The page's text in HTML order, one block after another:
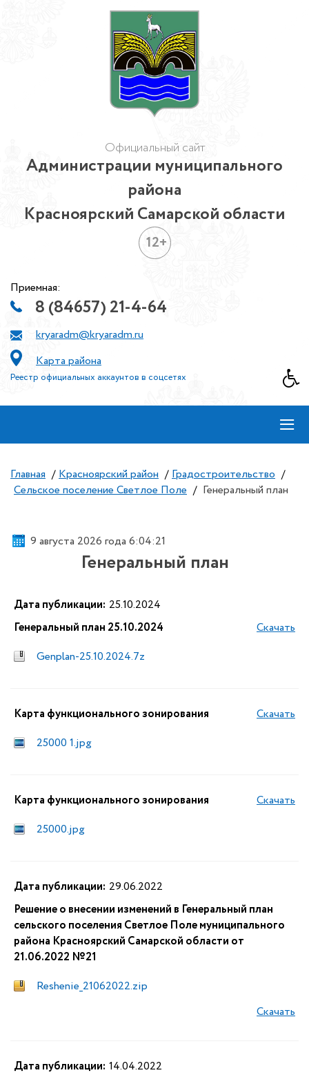
Официальный сайт
Администрации муниципального
района
Красноярский Самарской области
12+
Приемная:
8 (84657) 21-4-64
kryaradm@kryaradm.ru
Карта района
Реестр официальных аккаунтов в соцсетях
≡
Главная / Красноярский район / Градостроительство /
Сельское поселение Светлое Поле / Генеральный план
9 августа 2026 года 6:04:21
Генеральный план
Дата публикации: 25.10.2024
Генеральный план 25.10.2024
Genplan-25.10.2024.7z
Скачать
Карта функционального зонирования
25000 1.jpg
Скачать
Карта функционального зонирования
25000.jpg
Скачать
Дата публикации: 29.06.2022
Решение о внесении изменений в Генеральный план
сельского поселения Светлое Поле муниципального
района Красноярский Самарской области от
21.06.2022 №21
Reshenie_21062022.zip
Скачать
Дата публикации: 14.04.2022